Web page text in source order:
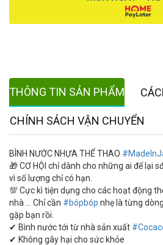
THÔNG TIN SẢN PHẨM
CHÍNH SÁCH VẬN CHUYỂN
BÌNH NƯỚC NHỰA THỂ THAO
🎁 CƠ HỘI chỉ dành cho những ai để lại
vì số lượng chỉ có hạn.
💯 Cực kì tiện dụng cho các hoạt động
nhà ... Chỉ cần #bópbóp nhẹ là từng
gặp bạn rồi.
✔ Bình nước tới từ nhà sản xuất
✔ Không gây hại cho sức khỏe